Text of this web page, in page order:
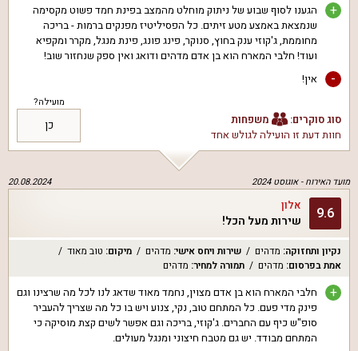
+
הגענו לסוף שבוע של ניתוק מוחלט מהמצב בפינת חמד פשוט מקסימה
שנמצאת באמצע מטע זיתים. כל הפסיליטיז מפנקים ברמות - בריכה
מחוממת, ג'קוזי ענק בחוץ, סנוקר, פינג פונג, פינת מנגל, מקרר ומקפיא
ועוד! חלבי המארח הוא בן אדם מדהים ודואג ואין ספק שנחזור שוב!
- אין!
סוג סוקרים:
משפחות
חוות דעת זו הועילה לגולש אחד
מועילה?
כן
מועד האירוח -אוגוסט 2024 20.08.2024
9.6 אלון
שירות מעל הכל!
נקיון ותחזוקה: מדהים שירות ויחס אישי: מדהים מיקום: טוב מאוד
אמת בפרסום: מדהים תמורה למחיר: מדהים
+
חלבי המארח הוא בן אדם מצוין, נחמד מאוד שדאג לנו לכל מה שרצינו וגם
פינק מדי פעם. כל המתחם טוב, נקי, צנוע ויש בו כל מה שצריך להעביר
סופ"ש כיף עם החברים. ג'קוזי, בריכה וגם אפשר לשים קצת מוסיקה כי
המתחם מבודד. יש גם מטבח חיצוני ומנגל מעולים.